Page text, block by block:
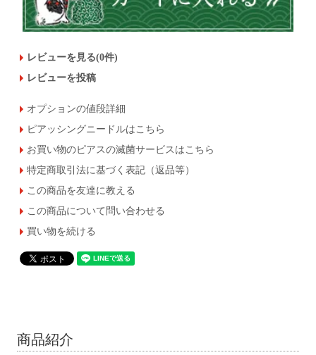
レビューを見る(0件)
レビューを投稿
オプションの値段詳細
ピアッシングニードルはこちら
お買い物のピアスの滅菌サービスはこちら
特定商取引法に基づく表記（返品等）
この商品を友達に教える
この商品について問い合わせる
買い物を続ける
商品紹介